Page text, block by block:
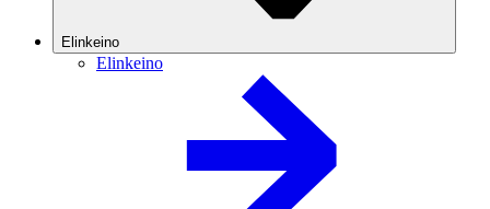
Elinkeino
Elinkeino